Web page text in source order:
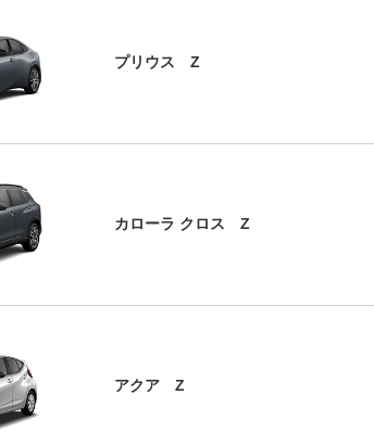
プリウス Z
カローラ クロス Z
アクア Z